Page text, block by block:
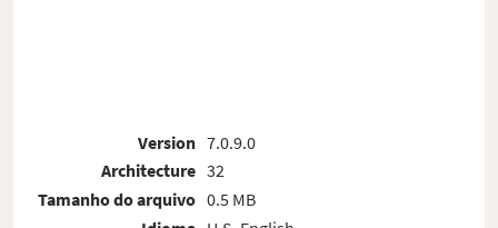
Version
Architecture
Tamanho do arquivo
7.0.9.0
32
0.5 MB